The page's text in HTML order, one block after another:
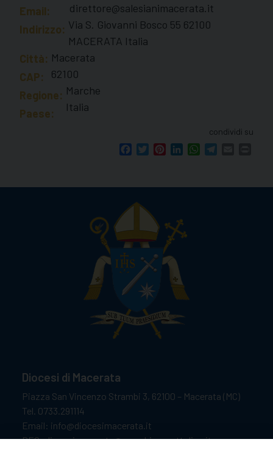
Email:
direttore@salesianimacerata.it
Indirizzo: Via S. Giovanni Bosco 55 62100
MACERATA Italia
Città: Macerata
CAP:
62100
Regione: Marche
Paese:
Italia
condividi su
FacebookTwitterPinterestLinkedInWhatsApp
Diocesi di Macerata
Piazza San Vincenzo Strambi 3, 62100 – Macerata (MC)
Tel. 0733.291114
Email: info@diocesimacerata.it
PEC: diocesimacerata@pec.chiesacattolica.it